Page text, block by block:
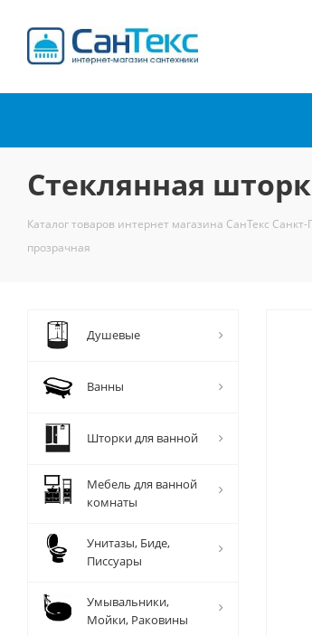
Стеклянная
Каталог товаров интернет магазина СанТекс Санкт-
прозрачная
Душевые
Ванны
Шторки для ванной
Мебель для ванной
комнаты
Унитазы, Биде,
Писсуары
Умывальники,
Мойки, Раковины